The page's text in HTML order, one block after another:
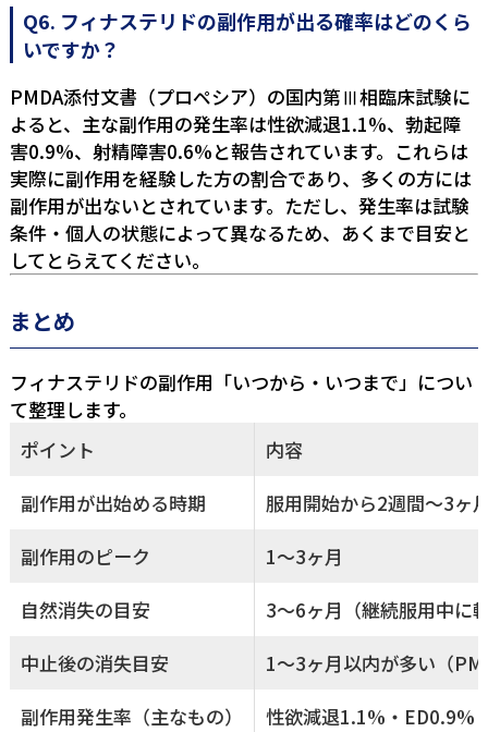
Q6. フィナステリドの副作用が出る確率はどのくら
いですか？
PMDA添付文書（プロペシア）の国内第Ⅲ相臨床試験に
よると、主な副作用の発生率は性欲減退1.1%、勃起障
害0.9%、射精障害0.6%と報告されています。これらは
実際に副作用を経験した方の割合であり、多くの方には
副作用が出ないとされています。ただし、発生率は試験
条件・個人の状態によって異なるため、あくまで目安と
してとらえてください。
まとめ
フィナステリドの副作用「いつから・いつまで」につい
て整理します。
ポイント
内容
副作用が出始める時期
服用開始から2週間〜3ヶ
副作用のピーク
1〜3ヶ月
自然消失の目安
3〜6ヶ月（継続服用中に
中止後の消失目安
1〜3ヶ月以内が多い（
副作用発生率（主なもの）
性欲減退1.1%・ED0.9%